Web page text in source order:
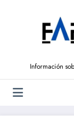
Información